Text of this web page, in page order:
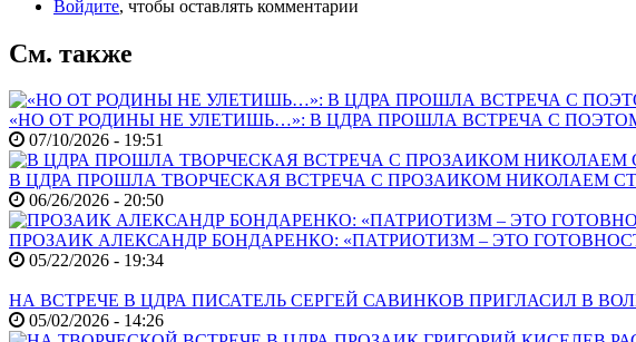
Войдите, чтобы оставлять комментарии
См. также
«НО ОТ РОДИНЫ НЕ УЛЕТИШЬ…»: В ЦДРА ПРОШЛА ВСТРЕЧА С
07/10/2026 - 19:51
В ЦДРА ПРОШЛА ТВОРЧЕСКАЯ ВСТРЕЧА С ПРОЗАИКОМ НИКОЛАЕМ
06/26/2026 - 20:50
ПРОЗАИК АЛЕКСАНДР БОНДАРЕНКО: «ПАТРИОТИЗМ – ЭТО
05/22/2026 - 19:34
НА ВСТРЕЧЕ В ЦДРА ПИСАТЕЛЬ СЕРГЕЙ САВИНКОВ ПРИГЛАСИЛ В
05/02/2026 - 14:26